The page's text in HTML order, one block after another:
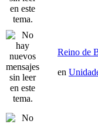
Reino de
en